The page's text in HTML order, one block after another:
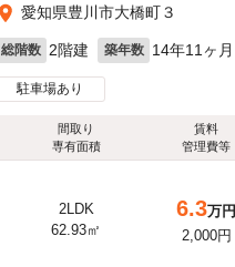
愛知県豊川市大橋町３
総階数 2階建 築年数 14年11ヶ月
駐車場あり
間取り
専有面積
賃料
管理費等
2LDK
62.93㎡
6.3万円
2,000円